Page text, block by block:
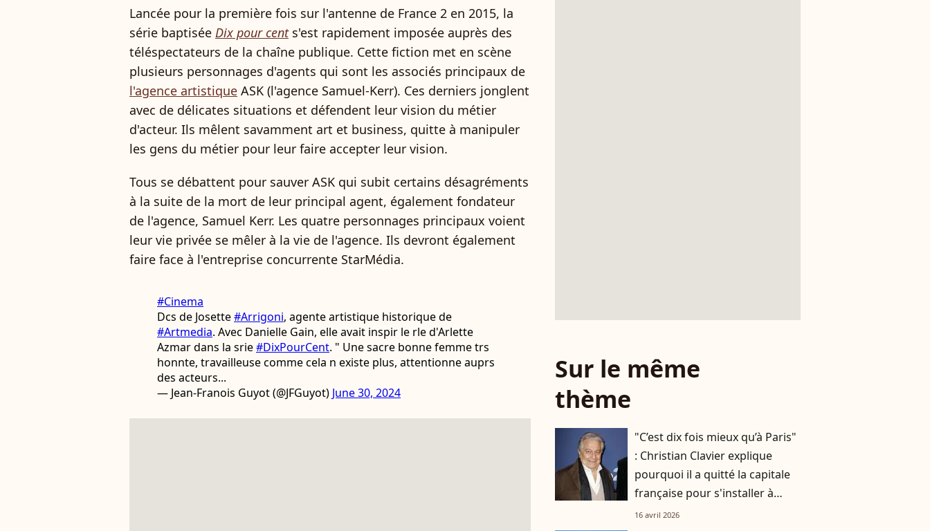
Lancée pour la première fois sur l'antenne de France 2 en 2015, la
série baptisée Dix pour cents'est rapidement imposée auprès des
téléspectateurs de la chaîne publique. Cette fiction met en scène
plusieurs personnages d'agents qui sont les associés principaux de
l'agence artistique ASK (l'agence Samuel-Kerr). Ces derniers jonglent
avec de délicates situations et défendent leur vision du métier
d'acteur. Ils mêlent savamment art et business, quitte à manipuler
les gens du métier pour leur faire accepter leur vision.
Tous se débattent pour sauver ASK qui subit certains désagréments
à la suite de la mort de leur principal agent, également fondateur
de l'agence, Samuel Kerr. Les quatre personnages principaux voient
leur vie privée se mêler à la vie de l'agence. Ils devront également
faire face à l'entreprise concurrente StarMédia.
#Cinema
Dcs de Josette#Arrigoni, agente artistique historique de
#Artmedia. Avec Danielle Gain, elle avait inspir le rle d'Arlette
Azmar dans la srie#DixPourCent. " Une sacre bonne femme trs
honnte, travailleuse comme cela n existe plus, attentionne auprs
des acteurs...
— Jean-Franois Guyot (@JFGuyot) June 30, 2024
Sur le même
thème
"C’est dix fois mieux qu’à Paris"
: Christian Clavier explique
pourquoi il a quitté la capitale
française pour s'installer à
Bruxelles
16 avril 2026